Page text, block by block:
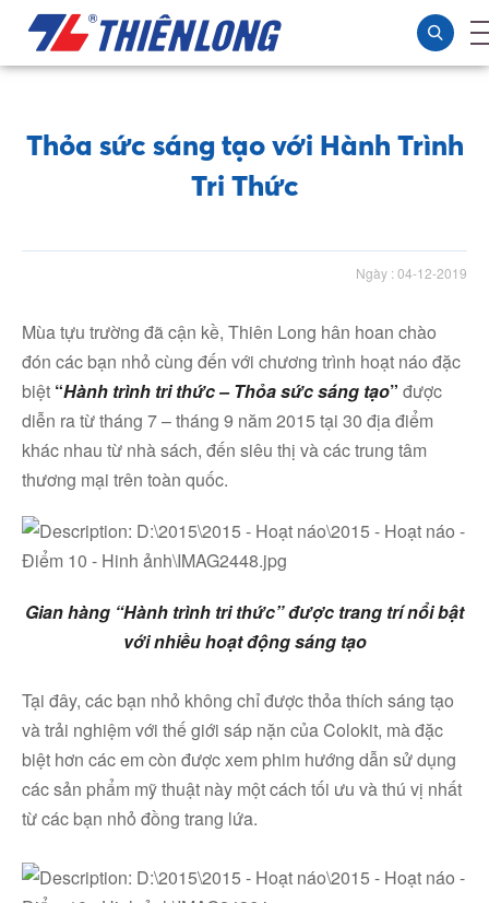
Thỏa sức sáng tạo với Hành Trình
Tri Thức
Ngày : 04-12-2019
Mùa tựu trường đã cận kề, Thiên Long hân hoan chào
đón các bạn nhỏ cùng đến với chương trình hoạt náo đặc
biệt “Hành trình tri thức – Thỏa sức sáng tạo” được
diễn ra từ tháng 7 – tháng 9 năm 2015 tại 30 địa điểm
khác nhau từ nhà sách, đến siêu thị và các trung tâm
thương mại trên toàn quốc.
Gian hàng “Hành trình tri thức” được trang trí nổi bật
với nhiều hoạt động sáng tạo
Tại đây, các bạn nhỏ không chỉ được thỏa thích sáng tạo
và trải nghiệm với thế giới sáp nặn của Colokit, mà đặc
biệt hơn các em còn được xem phim hướng dẫn sử dụng
các sản phẩm mỹ thuật này một cách tối ưu và thú vị nhất
từ các bạn nhỏ đồng trang lứa.